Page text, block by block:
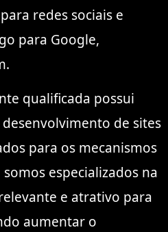
redes sociais e
para Google,
qualificada possui
de sites
para os mecanismos
especializados na
e atrativo para
aumentar o